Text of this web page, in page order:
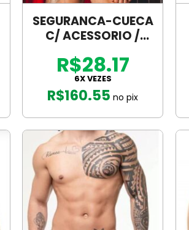
SEGURANCA-CUECA
C/ ACESSORIO /
R$160.55 no pix
R$28.17
6X VEZES